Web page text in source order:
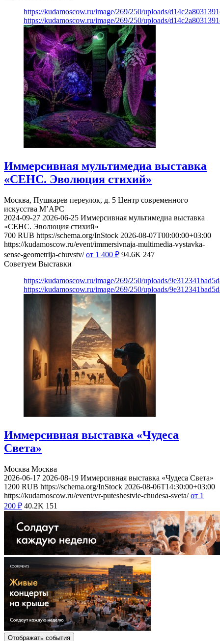
https://kudamoscow.ru/image/269/250/uploads/
https://kudamoscow.ru/image/269/250/uploads/
Иммерсивная мультимедиа выставка
«СЕНС. Эволюция стихий»
Москва, Пушкарев переулок, д. 5 Центр современного
искусства М’АРС
2024-09-27 2026-06-25 Иммерсивная мультимедиа выставка
«СЕНС. Эволюция стихий»
700 RUB https://schema.org/InStock 2026-08-07T00:00:00+03:00
https://kudamoscow.ru/event/immersivnaja-multimedia-vystavka-
sense-geometrija-chuvstv/ от 1 400 ₽ 94.6K 247
Советуем Выставки
https://kudamoscow.ru/image/269/250/uploads/
https://kudamoscow.ru/image/269/250/uploads/
Иммерсивная выставка «Чудеса
Света»
Москва Москва
2026-06-17 2026-08-19 Иммерсивная выставка «Чудеса Света»
1200 RUB https://schema.org/InStock 2026-08-06T14:30:00+03:00
https://kudamoscow.ru/event/vr-puteshestvie-chudesa-sveta/ от 1
200 ₽ 40.2K 151
Отображать события